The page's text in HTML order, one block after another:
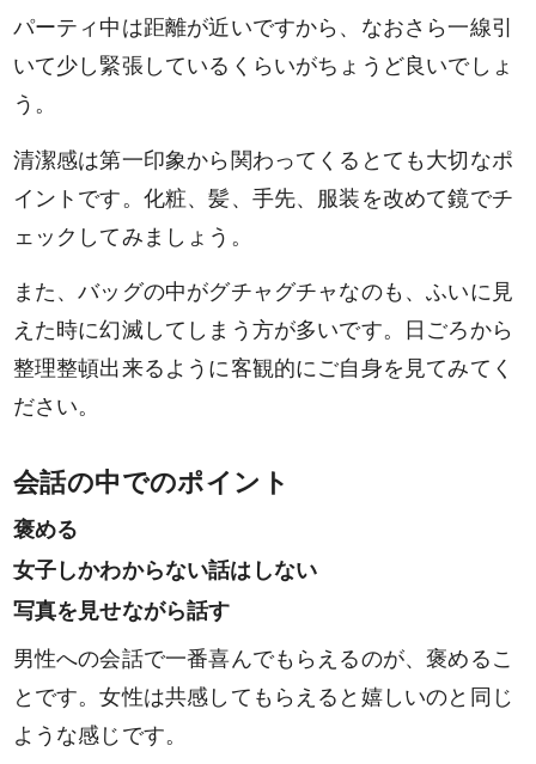
パーティ中は距離が近いですから、なおさら一線引
いて少し緊張しているくらいがちょうど良いでしょ
う。
清潔感は第一印象から関わってくるとても大切なポ
イントです。化粧、髪、手先、服装を改めて鏡でチ
ェックしてみましょう。
また、バッグの中がグチャグチャなのも、ふいに見
えた時に幻滅してしまう方が多いです。日ごろから
整理整頓出来るように客観的にご自身を見てみてく
ださい。
会話の中でのポイント
褒める
女子しかわからない話はしない
写真を見せながら話す
男性への会話で一番喜んでもらえるのが、褒めるこ
とです。女性は共感してもらえると嬉しいのと同じ
ような感じです。